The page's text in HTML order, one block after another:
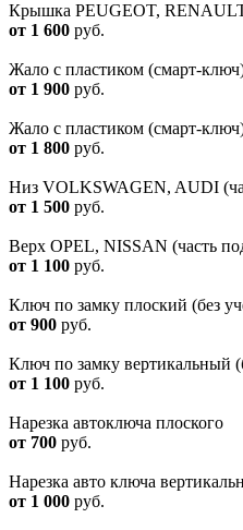
Крышка PEUGEOT,
от 1 600 руб.
Жало с пластиком (смарт-
от 1 900 руб.
Жало с пластиком (смарт-
от 1 800 руб.
Низ VOLKSWAGEN, AUDI
от 1 500 руб.
Верх OPEL, NISSAN (часть
от 1 100 руб.
Ключ по замку плоский (без
от 900 руб.
Ключ по замку вертикальный
от 1 100 руб.
Нарезка автоключа плоского
от 700 руб.
Нарезка авто ключа
от 1 000 руб.